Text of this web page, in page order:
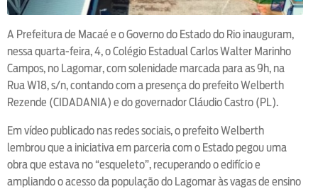
A Prefeitura de Macaé e o Governo do Estado do Rio inauguram,
nessa quarta-feira, 4, o Colégio Estadual Carlos Walter Marinho
Campos, no Lagomar, com solenidade marcada para as 9h, na
Rua W18, s/n, contando com a presença do prefeito Welberth
Rezende (CIDADANIA) e do governador Cláudio Castro (PL).
Em vídeo publicado nas redes sociais, o prefeito Welberth
lembrou que a iniciativa em parceria com o Estado pegou uma
obra que estava no “esqueleto”, recuperando o edifício e
ampliando o acesso da população do Lagomar às vagas de ensino